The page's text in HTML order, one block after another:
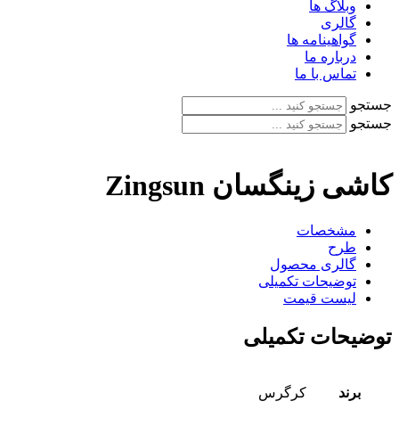
وبلاگ ها
گالری
گواهینامه ها
درباره ما
تماس با ما
جستجو
جستجو
کاشی زینگسان Zingsun
مشخصات
طرح
گالری محصول
توضیحات تکمیلی
لیست قیمت
توضیحات تکمیلی
برند کرگرس